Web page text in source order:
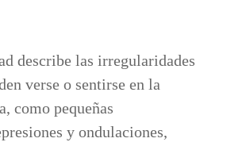
describe las irregularidades
verse o sentirse en la
como pequeñas
y ondulaciones,